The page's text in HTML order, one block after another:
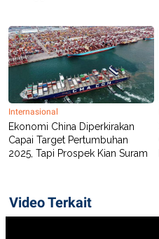
L
A
N
G
G
N
A
N
C
E
A
K
I
N
E
R
A
E
M
I
T
E
N
P
A
D
V
Internasional
Ekonomi China Diperkirakan
Capai Target Pertumbuhan
2025, Tapi Prospek Kian Suram
Video Terkait